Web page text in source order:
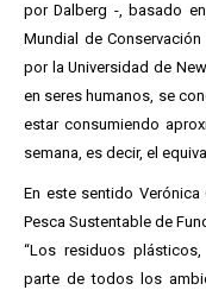
por Dalberg -, basado
Mundial de
por la Universidad de
en seres humanos, se
estar consumiendo
semana, es decir, el
En este sentido
Pesca Sustentable de
“Los residuos
parte de todos los